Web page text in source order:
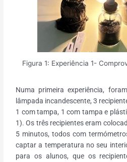
Figura 1: Experiência 1-
Numa primeira experiência,
lâmpada incandescente, 3
1 com tampa, 1 com tampa e
1). Os três recipientes eram
5 minutos, todos com
captar a temperatura no seu
para os alunos, que os